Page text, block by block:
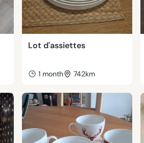
Lot d'assiettes
1 month 742km